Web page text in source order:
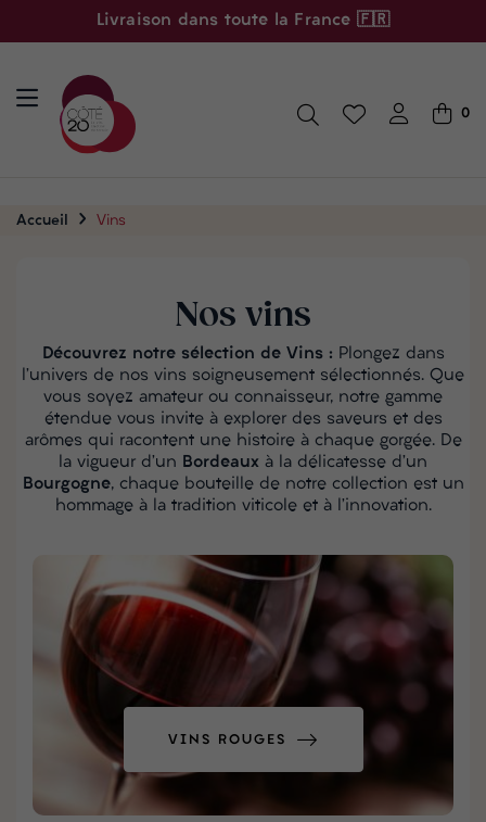
Livraison dans toute la France 🇫🇷
0
Accueil Vins
Nos vins
Découvrez notre sélection de Vins : Plongez dans
l’univers de nos vins soigneusement sélectionnés. Que
vous soyez amateur ou connaisseur, notre gamme
étendue vous invite à explorer des saveurs et des
arômes qui racontent une histoire à chaque gorgée. De
la vigueur d’un Bordeaux à la délicatesse d’un
Bourgogne, chaque bouteille de notre collection est un
hommage à la tradition viticole et à l’innovation.
VINS ROUGES